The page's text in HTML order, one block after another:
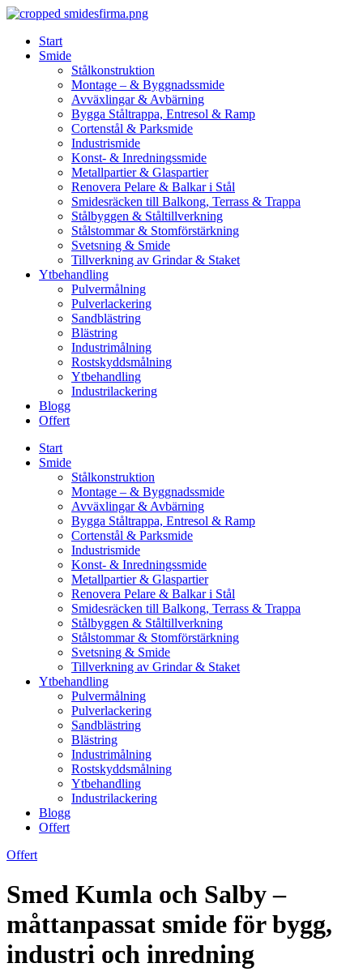
Skip
contentStart
Smide
Stålkonstruktion
Montage – & Byggnadssmide
Avväxlingar & Avbärning
Bygga Ståltrappa, Entresol & Ramp
Cortenstål & Parksmide
Industrismide
Konst- & Inredningssmide
Metallpartier & Glaspartier
Renovera Pelare & Balkar i Stål
Smidesräcken till Balkong, Terrass & Trappa
Stålbyggen & Ståltillverkning
Stålstommar & Stomförstärkning
Svetsning & Smide
Tillverkning av Grindar & Staket
Ytbehandling
Pulvermålning
Pulverlackering
Sandblästring
Blästring
Industrimålning
Rostskyddsmålning
Ytbehandling
Industrilackering
Blogg
Offert
Start
Smide
Stålkonstruktion
Montage – & Byggnadssmide
Avväxlingar & Avbärning
Bygga Ståltrappa, Entresol & Ramp
Cortenstål & Parksmide
Industrismide
Konst- & Inredningssmide
Metallpartier & Glaspartier
Renovera Pelare & Balkar i Stål
Smidesräcken till Balkong, Terrass & Trappa
Stålbyggen & Ståltillverkning
Stålstommar & Stomförstärkning
Svetsning & Smide
Tillverkning av Grindar & Staket
Ytbehandling
Pulvermålning
Pulverlackering
Sandblästring
Blästring
Industrimålning
Rostskyddsmålning
Ytbehandling
Industrilackering
Blogg
Offert
Offert
Smed Kumla och Salby –
måttanpassat smide för bygg,
industri och inredning